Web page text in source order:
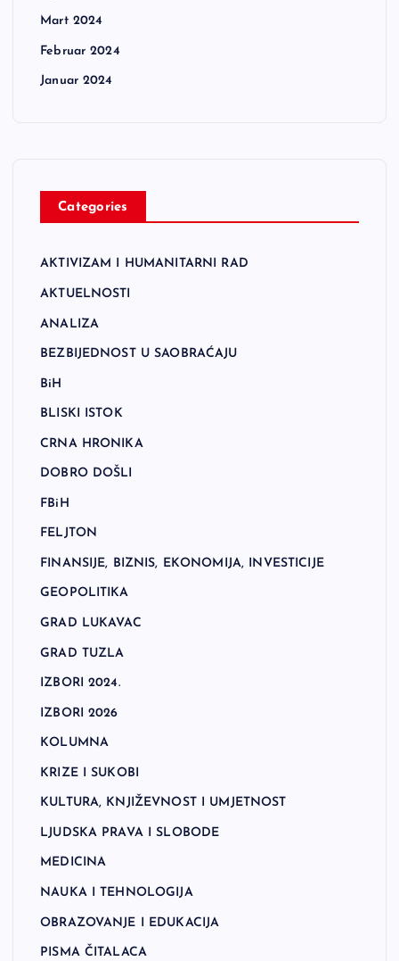
Mart 2024
Februar 2024
Januar 2024
Categories
AKTIVIZAM I HUMANITARNI RAD
AKTUELNOSTI
ANALIZA
BEZBIJEDNOST U SAOBRAĆAJU
BiH
BLISKI ISTOK
CRNA HRONIKA
DOBRO DOŠLI
FBiH
FELJTON
FINANSIJE, BIZNIS, EKONOMIJA, INVESTICIJE
GEOPOLITIKA
GRAD LUKAVAC
GRAD TUZLA
IZBORI 2024.
IZBORI 2026
KOLUMNA
KRIZE I SUKOBI
KULTURA, KNJIŽEVNOST I UMJETNOST
LJUDSKA PRAVA I SLOBODE
MEDICINA
NAUKA I TEHNOLOGIJA
OBRAZOVANJE I EDUKACIJA
PISMA ČITALACA